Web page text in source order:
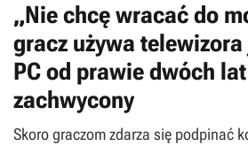
„Nie chcę wracać do
gracz używa
PC od prawie dwóch
zachwycony
Skoro graczom zdarza się podpinać